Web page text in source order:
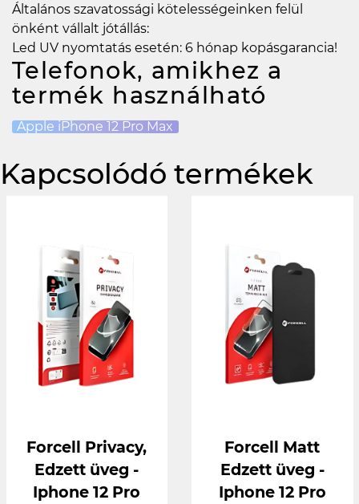
Általános szavatossági kötelességeinken felül
önként vállalt jótállás:
Led UV nyomtatás esetén: 6 hónap kopásgarancia!
Telefonok, amikhez a
termék használható
Apple iPhone 12 Pro Max
Kapcsolódó termékek
Forcell Privacy,
Edzett üveg -
Iphone 12 Pro
Forcell Matt
Edzett üveg -
Iphone 12 Pro